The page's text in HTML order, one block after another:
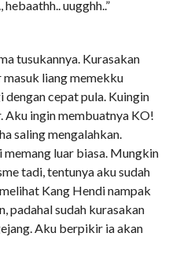
uugghh..”
tusukannya. Kurasakan
liang memekku
cepat pula. Kuingin
Aku ingin membuatnya KO!
saling mengalahkan.
luar biasa. Mungkin
tadi, tentunya aku sudah
Kang Hendi nampak
padahal sudah kurasakan
Aku berpikir ia akan